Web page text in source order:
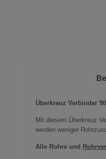
Überkreuz Verbinder
Mit diesem Überkreuz
werden weniger
Alle Rohre und